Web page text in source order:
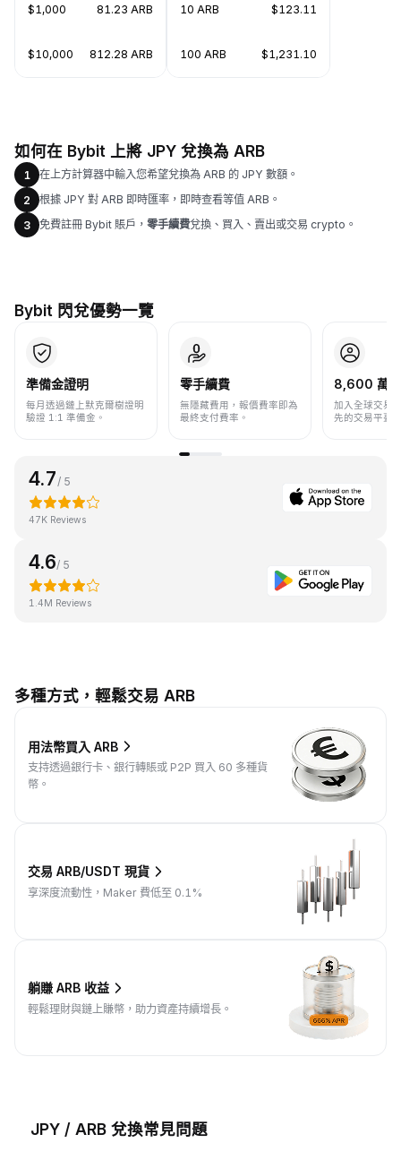
$1,000 81.23 ARB
$10,000 812.28 ARB
10 ARB $123.11
100 ARB $1,231.10
如何在 Bybit 上將 JPY 兌換為 ARB
1
在上方計算器中輸入您希望兌換為 ARB 的 JPY 數額。
2
根據 JPY 對 ARB 即時匯率，即時查看等值 ARB。
3
免費註冊 Bybit 賬戶， 零手續費兌換、買入、賣出或交易 crypto。
Bybit 閃兌優勢一覽
準備金證明
每月透過鏈上默克爾樹證明
驗證 1:1 準備金。
零手續費
無隱藏費用，報價費率即為
最終支付費率。
8,600 萬+
加入全球交易
先的交易平臺
4.7/ 5
47K Reviews
4.6/ 5
1.4M Reviews
多種方式，輕鬆交易 ARB
用法幣買入 ARB
支持透過銀行卡、銀行轉賬或 P2P 買入 60 多種貨
幣。
交易 ARB/USDT 現貨
享深度流動性，Maker 費低至 0.1%
躺賺 ARB 收益
輕鬆理財與鏈上賺幣，助力資產持續增長。
JPY / ARB 兌換常見問題